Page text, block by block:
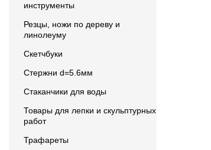
инструменты
Резцы, ножи по дереву и
линолеуму
Скетчбуки
Стержни d=5.6мм
Стаканчики для воды
Товары для лепки и скульптурных
работ
Трафареты